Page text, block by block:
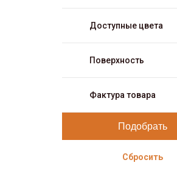
Доступные цвета
Поверхность
Фактура товара
Сбросить